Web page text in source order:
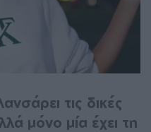
τις δικές
μόνο μία έχει τη